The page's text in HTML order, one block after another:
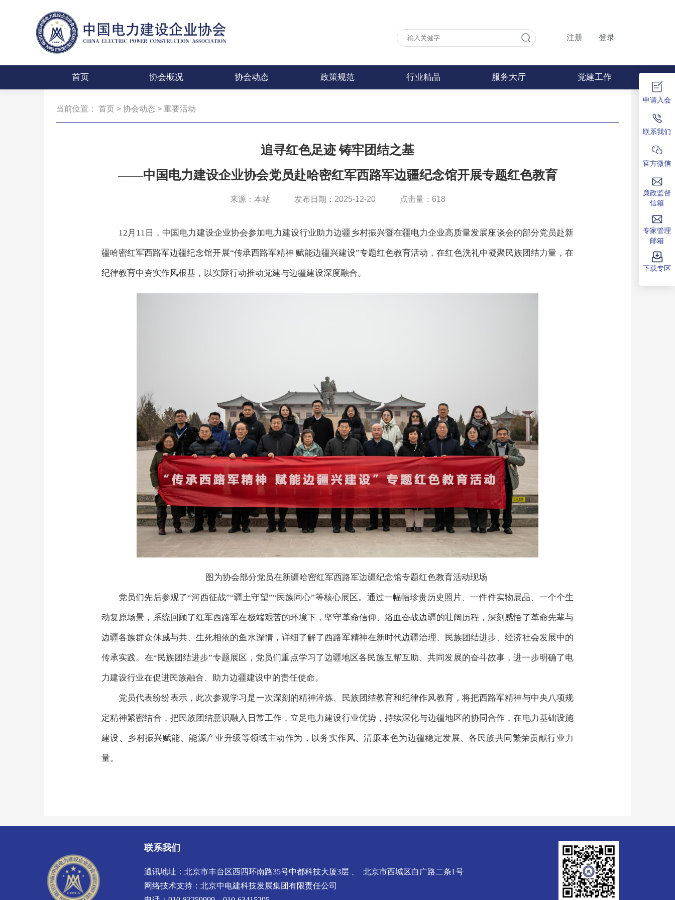
申请入会
联系我们
官方微信
廉政监督
信箱
专家管理
邮箱
下载专区
注册 登录
首页 协会概况 协会动态 政策规范 行业精品 服务大厅 党建工作
当前位置： 首页 > 协会动态 > 重要活动
追寻红色足迹 铸牢团结之基
——中国电力建设企业协会党员赴哈密红军西路军边疆纪念馆开展专题红色教育
来源： 本站 发布日期： 2025-12-20 点击量： 618
12月11日，中国电力建设企业协会参加电力建设行业助力边疆乡村振兴暨在疆电力企业高质量发展座谈会的部分党员赴新
疆哈密红军西路军边疆纪念馆开展“传承西路军精神 赋能边疆兴建设”专题红色教育活动，在红色洗礼中凝聚民族团结力量，在
纪律教育中夯实作风根基，以实际行动推动党建与边疆建设深度融合。
图为协会部分党员在新疆哈密红军西路军边疆纪念馆专题红色教育活动现场
党员们先后参观了“河西征战”“疆土守望”“民族同心”等核心展区。通过一幅幅珍贵历史照片、一件件实物展品、一个个生
动复原场景，系统回顾了红军西路军在极端艰苦的环境下，坚守革命信仰、浴血奋战边疆的壮阔历程，深刻感悟了革命先辈与
边疆各族群众休戚与共、生死相依的鱼水深情，详细了解了西路军精神在新时代边疆治理、民族团结进步、经济社会发展中的
传承实践。在“民族团结进步”专题展区，党员们重点学习了边疆地区各民族互帮互助、共同发展的奋斗故事，进一步明确了电
力建设行业在促进民族融合、助力边疆建设中的责任使命。
党员代表纷纷表示，此次参观学习是一次深刻的精神淬炼、民族团结教育和纪律作风教育，将把西路军精神与中央八项规
定精神紧密结合，把民族团结意识融入日常工作，立足电力建设行业优势，持续深化与边疆地区的协同合作，在电力基础设施
建设、乡村振兴赋能、能源产业升级等领域主动作为，以务实作风、清廉本色为边疆稳定发展、各民族共同繁荣贡献行业力
量。
联系我们
通讯地址：北京市丰台区西四环南路35号中都科技大厦3层 、 北京市西城区白广路二条1号
网络技术支持： 北京中电建科技发展集团有限责任公司